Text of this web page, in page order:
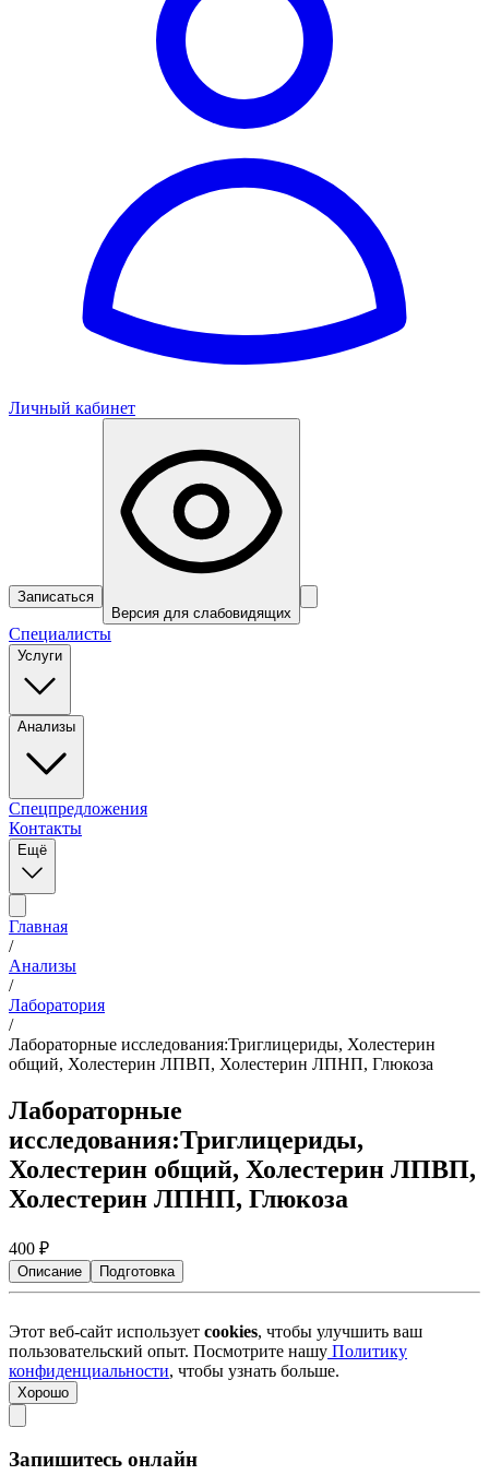
Личный кабинет
Записаться
Версия для слабовидящих
Специалисты
Услуги
Анализы
Спецпредложения
Контакты
Ещё
Главная
/
Анализы
/
Лаборатория
/
Лабораторные исследования:Триглицериды, Холестерин
общий, Холестерин ЛПВП, Холестерин ЛПНП, Глюкоза
Лабораторные
исследования:Триглицериды,
Холестерин общий, Холестерин ЛПВП,
Холестерин ЛПНП, Глюкоза
400 ₽
Описание Подготовка
Этот веб-сайт использует cookies, чтобы улучшить ваш
пользовательский опыт. Посмотрите нашу Политику
конфиденциальности, чтобы узнать больше.
Хорошо
Запишитесь онлайн